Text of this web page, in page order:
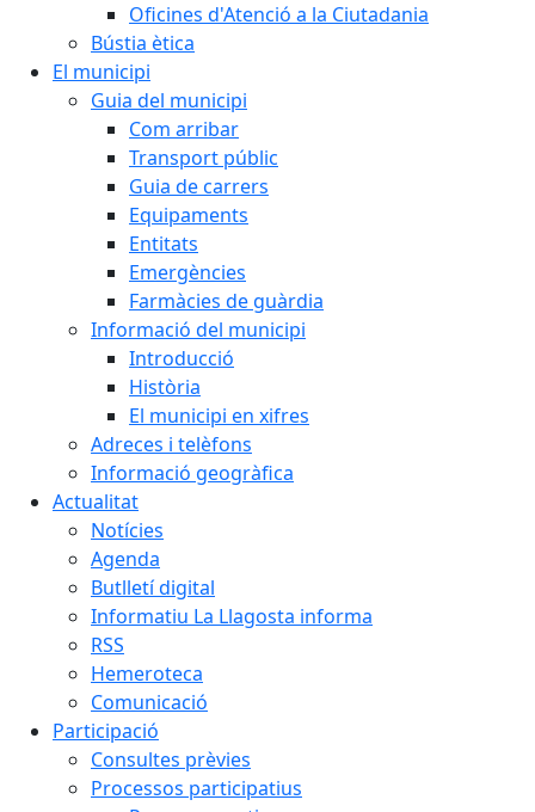
Oficines d'Atenció a la Ciutadania
Bústia ètica
El municipi
Guia del municipi
Com arribar
Transport públic
Guia de carrers
Equipaments
Entitats
Emergències
Farmàcies de guàrdia
Informació del municipi
Introducció
Història
El municipi en xifres
Adreces i telèfons
Informació geogràfica
Actualitat
Notícies
Agenda
Butlletí digital
Informatiu La Llagosta informa
RSS
Hemeroteca
Comunicació
Participació
Consultes prèvies
Processos participatius